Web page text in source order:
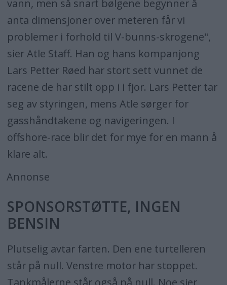
vann, men så snart bølgene begynner å
anta dimensjoner over meteren får vi
problemer i forhold til V-bunns-skrogene",
sier Atle Staff. Han og hans kompanjong
Lars Petter Røed har stort sett vunnet de
racene de har stilt opp i i fjor. Lars Petter tar
seg av styringen, mens Atle sørger for
gasshåndtakene og navigeringen. I
offshore-race blir det for mye for en mann å
klare alt.
Annonse
SPONSORSTØTTE, INGEN
BENSIN
Plutselig avtar farten. Den ene turtelleren
står på null. Venstre motor har stoppet.